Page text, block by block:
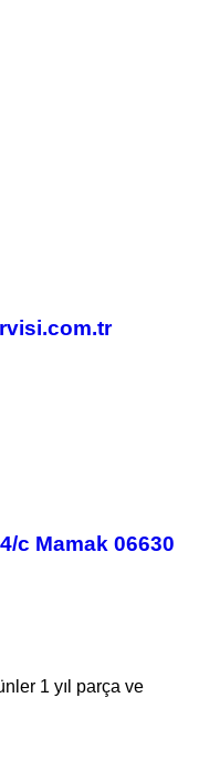
c Mamak 06630
1 yıl parça ve